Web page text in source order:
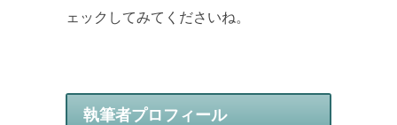
ェックしてみてくださいね。
執筆者プロフィール